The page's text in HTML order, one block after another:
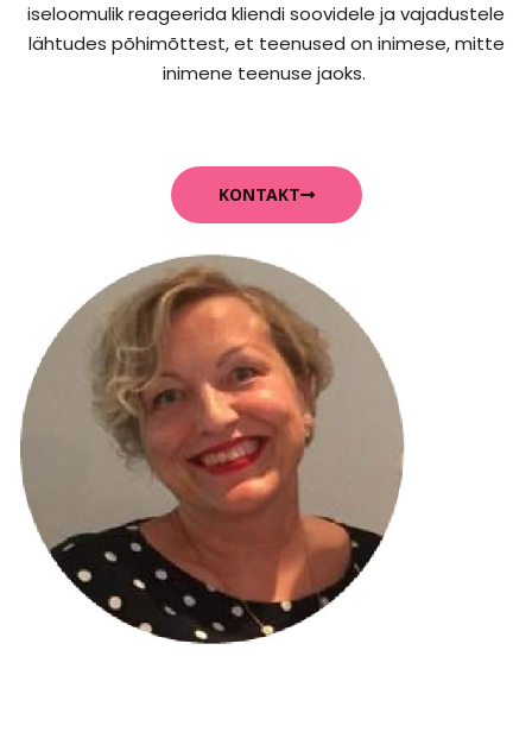
iseloomulik reageerida kliendi soovidele ja vajadustele
lähtudes põhimõttest, et teenused on inimese, mitte
inimene teenuse jaoks.
KONTAKT